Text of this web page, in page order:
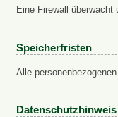
Eine Firewall
Speicherfristen
Alle
Datenschutzhinweis